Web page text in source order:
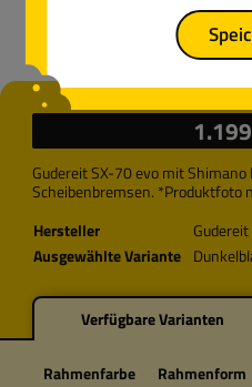
Gudereit SX-70 evo mit
Scheibenbremsen. *Produktfoto
Hersteller
Gudereit
Ausgewählte Variante
Verfügbare Varianten
Rahmenfarbe Rahmenform